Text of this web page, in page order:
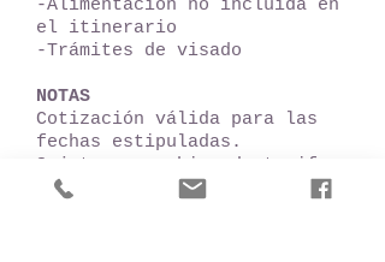
-Alimentación no incluida en
el itinerario
-Trámites de visado
NOTAS
Cotización válida para las
fechas estipuladas.
Sujetas a cambios de tarifas
y disponibilidad al momento